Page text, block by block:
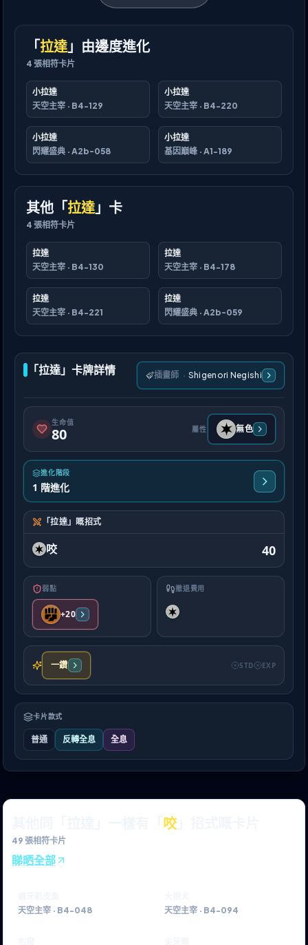
「拉達 」由邊度進化
4 張相符卡片
小拉達
天空主宰 · B4-129
小拉達
天空主宰 · B4-220
小拉達
閃耀盛典 · A2b-058
小拉達
基因巔峰 · A1-189
其他「拉達 」卡
4 張相符卡片
拉達
天空主宰 · B4-130
拉達
天空主宰 · B4-178
拉達
天空主宰 · B4-221
拉達
閃耀盛典 · A2b-059
「拉達」卡牌詳情 插畫師 · Shigenori Negishi
生命值
80 屬性 無色
進化階段
1 階進化
「拉達」嘅招式
咬 40
弱點
+20
撤退費用
一鑽 STD EXP
卡片款式
普通 反轉全息 全息
咬
49 張相符卡片
睇晒全部
天空主宰 · B4-048
天空主宰 · B4-094